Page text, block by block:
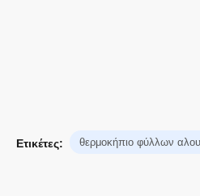
Ετικέτες: θερμοκήπιο φύλλων